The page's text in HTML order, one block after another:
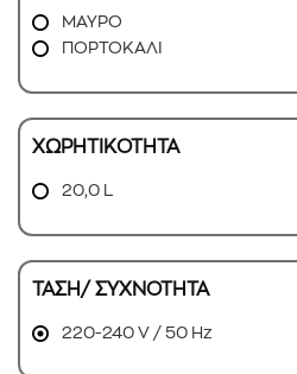
ΜΑΥΡΟ
ΠΟΡΤΟΚΑΛΙ
ΧΩΡΗΤΙΚΟΤΗΤΑ
20,0 L
ΤΑΣΗ/ ΣΥΧΝΟΤΗΤΑ
220-240 V / 50 Hz